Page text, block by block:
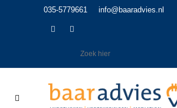
035-5779661 info@baaradvies.nl